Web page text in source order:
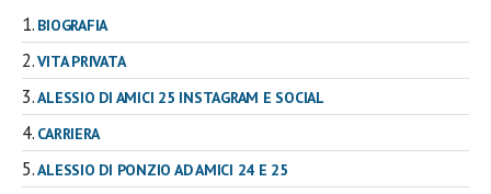
BIOGRAFIA
VITA PRIVATA
ALESSIO DI AMICI 25 INSTAGRAM E SOCIAL
CARRIERA
ALESSIO DI PONZIO AD AMICI 24 E 25